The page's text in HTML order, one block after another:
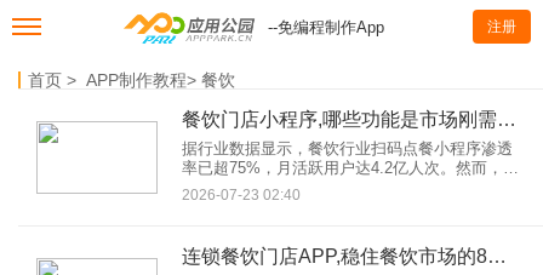
--免编程制作App 注册
首页 > APP制作教程> 餐饮
餐饮门店小程序,哪些功能是市场刚需不能少?
据行业数据显示，餐饮行业扫码点餐小程序渗透
率已超75%，月活跃用户达4.2亿人次。然而，功
能同质化、稳定性不足等问题仍困扰着众多商
现降本增效与用户留存。
2026-07-23 02:40
连锁餐饮门店APP,稳住餐饮市场的8套营销工具